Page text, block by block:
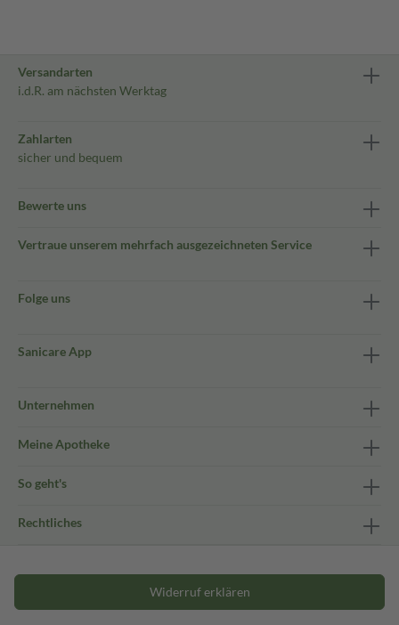
Versandarten
i.d.R. am nächsten Werktag
Zahlarten
sicher und bequem
Bewerte uns
Vertraue unserem mehrfach ausgezeichneten Service
Folge uns
Sanicare App
Unternehmen
Meine Apotheke
So geht's
Rechtliches
Widerruf erklären